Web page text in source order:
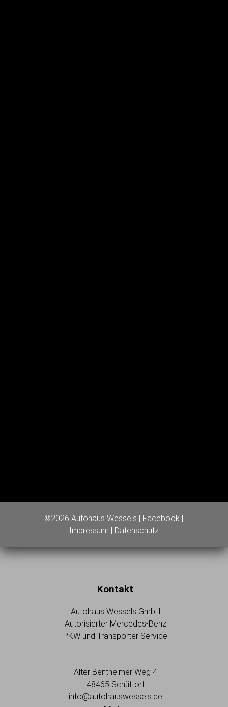
©2026 Autohaus Wessels | Facebook |
Impressum | Datenschutz
Kontakt
Autohaus Wessels GmbH
Autorisierter Mercedes-Benz
PKW und Transporter Service
Alter Bentheimer Weg 4
48465 Schüttorf
info@autohauswessels.de